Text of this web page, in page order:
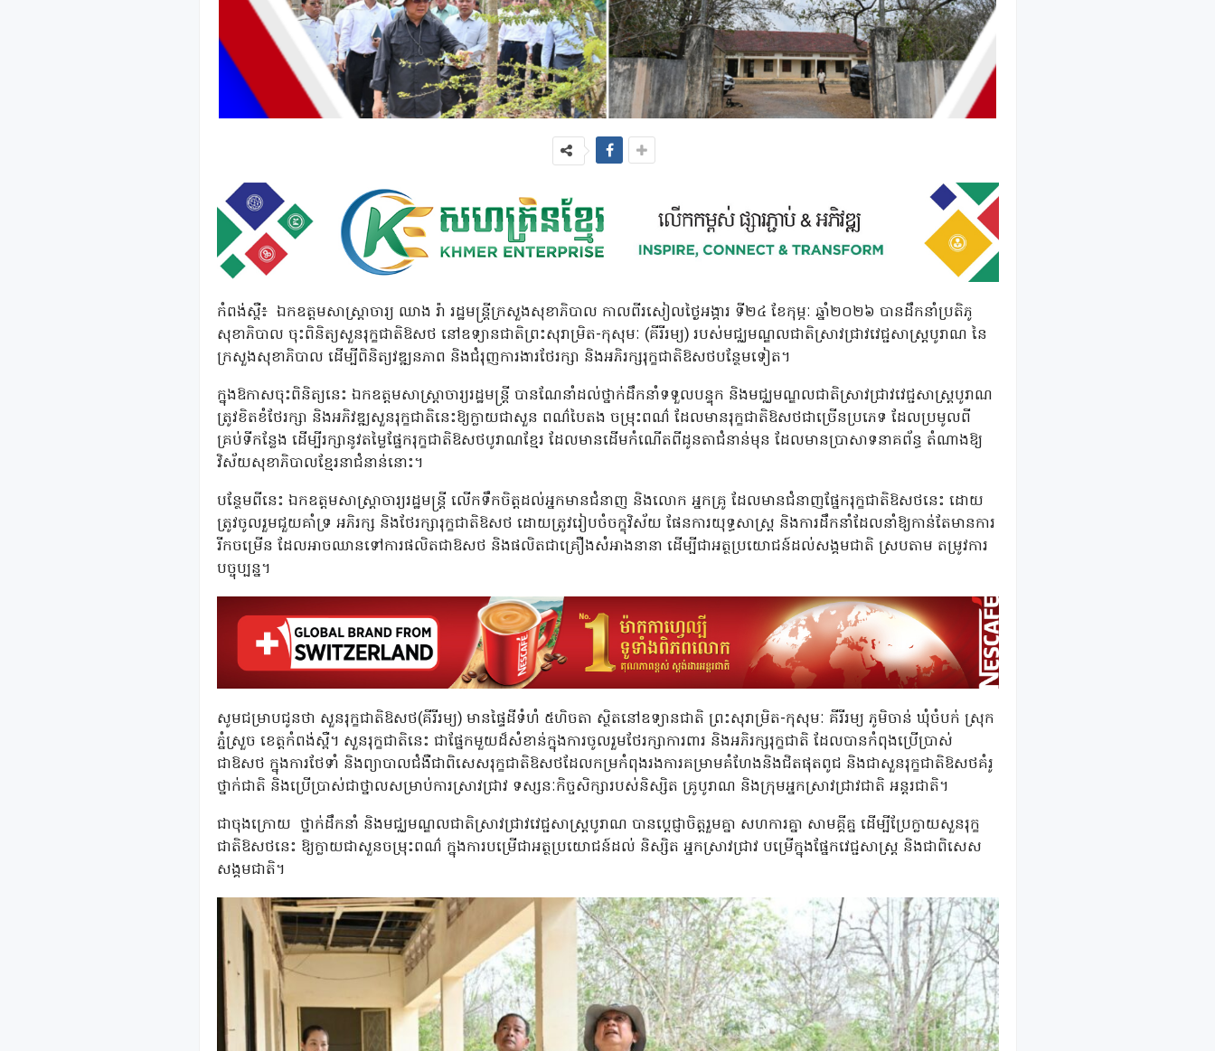
កំពង់ស្ពឺ៖ ឯកឧត្តមសាស្រ្តាចារ្យ ឈាង រ៉ា រដ្ឋមន្រ្តីក្រសួងសុខាភិបាល កាលពីរសៀលថ្ងៃអង្គារ ទី២៤ ខែកុម្ភៈ ឆ្នាំ២០២៦ បានដឹកនាំប្រតិភូ
សុខាភិបាល ចុះពិនិត្យសួនរុក្ខជាតិឱសថ នៅឧទ្យានជាតិព្រះសុរាម្រិត-កុសុមៈ (គីរីរម្យ) របស់មជ្ឈមណ្ឌលជាតិស្រាវជ្រាវវេជ្ជសាស្រ្តបូរាណ នៃ
ក្រសួងសុខាភិបាល ដើម្បីពិនិត្យវឌ្ឍនភាព និងជំរុញការងារថែរក្សា និងអភិរក្សរុក្ខជាតិឱសថបន្ថែមទៀត។
ក្នុងឱកាសចុះពិនិត្យនេះ ឯកឧត្តមសាស្រ្តាចារ្យរដ្ឋមន្រ្តី បានណែនាំដល់ថ្នាក់ដឹកនាំទទួលបន្ទុក និងមជ្ឈមណ្ឌលជាតិស្រាវជ្រាវវេជ្ជសាស្រ្តបូរាណ
ត្រូវខិតខំថែរក្សា និងអភិវឌ្ឍសួនរុក្ខជាតិនេះឱ្យក្លាយជាសួន ពណ៌បៃតង ចម្រុះពណ៌ ដែលមានរុក្ខជាតិឱសថជាច្រើនប្រភេទ ដែលប្រមូលពី
គ្រប់ទីកន្លែង ដើម្បីរក្សានូវតម្លៃផ្នែករុក្ខជាតិឱសថបូរាណខ្មែរ ដែលមានដើមកំណើតពីដូនតាជំនាន់មុន ដែលមានប្រាសាទនាគព័ន្ធ តំណាងឱ្យ
វិស័យសុខាភិបាលខ្មែរនាជំនាន់នោះ។
បន្ថែមពីនេះ ឯកឧត្តមសាស្រ្តាចារ្យរដ្ឋមន្រ្តី លើកទឹកចិត្តដល់អ្នកមានជំនាញ និងលោក អ្នកគ្រូ ដែលមានជំនាញផ្នែករុក្ខជាតិឱសថនេះ ដោយ
ត្រូវចូលរួមជួយគាំទ្រ អភិរក្ស និងថែរក្សារុក្ខជាតិឱសថ ដោយត្រូវរៀបចំចក្ខុវិស័យ ផែនការយុទ្ធសាស្រ្ត និងការដឹកនាំដែលនាំឱ្យកាន់តែមានការ
រីកចម្រើន ដែលអាចឈានទៅការផលិតជាឱសថ និងផលិតជាគ្រឿងសំអាងនានា ដើម្បីជាអត្ថប្រយោជន៍ដល់សង្គមជាតិ ស្របតាម តម្រូវការ
បច្ចុប្បន្ន។
សូមជម្រាបជូនថា សួនរុក្ខជាតិឱសថ(គីរីរម្យ) មានផ្ទៃដីទំហំ ៥ហិចតា ស្ថិតនៅឧទ្យានជាតិ ព្រះសុរាម្រិត-កុសុមៈ គីរីរម្យ ភូមិចាន់ ឃុំចំបក់ ស្រុក
ភ្នំស្រួច ខេត្តកំពង់ស្ពឺ។ សួនរុក្ខជាតិនេះ ជាផ្នែកមួយដ៏សំខាន់ក្នុងការចូលរួមថែរក្សាការពារ និងអភិរក្សរុក្ខជាតិ ដែលបានកំពុងប្រើប្រាស់
ជាឱសថ ក្នុងការថែទាំ និងព្យាបាលជំងឺជាពិសេសរុក្ខជាតិឱសថដែលកម្រកំពុងរងការគម្រាមគំហែងនិងជិតផុតពូជ និងជាសួនរុក្ខជាតិឱសថគំរូ
ថ្នាក់ជាតិ និងប្រើប្រាស់ជាថ្នាលសម្រាប់ការស្រាវជ្រាវ ទស្សនៈកិច្ចសិក្សារបស់និស្សិត គ្រូបូរាណ និងក្រុមអ្នកស្រាវជ្រាវជាតិ អន្តរជាតិ។
ជាចុងក្រោយ ថ្នាក់ដឹកនាំ និងមជ្ឈមណ្ឌលជាតិស្រាវជ្រាវវេជ្ជសាស្រ្តបូរាណ បានប្តេជ្ញាចិត្តរួមគ្នា សហការគ្នា សាមគ្គីគ្ន ដើម្បីប្រែក្លាយសួនរុក្ខ
ជាតិឱសថនេះ ឱ្យក្លាយជាសួនចម្រុះពណ៌ ក្នុងការបម្រើជាអត្ថប្រយោជន៍ដល់ និស្សិត អ្នកស្រាវជ្រាវ បម្រើក្នុងផ្នែកវេជ្ជសាស្រ្ត និងជាពិសេស
សង្គមជាតិ។